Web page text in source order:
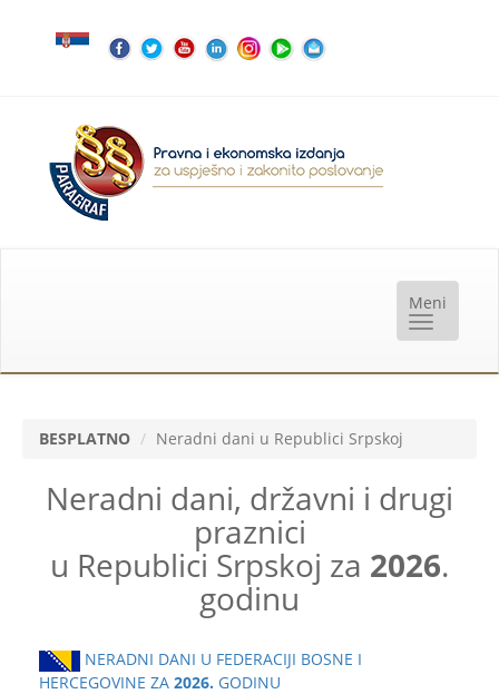
BESPLATNO Neradni dani u Republici Srpskoj
Neradni dani, državni i drugi
praznici
u Republici Srpskoj za 2026.
godinu
NERADNI DANI U FEDERACIJI BOSNE I
HERCEGOVINE ZA 2026. GODINU